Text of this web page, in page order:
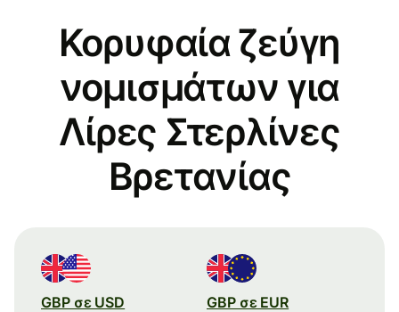
Κορυφαία ζεύγη
νομισμάτων για
Λίρες Στερλίνες
Βρετανίας
GBP σε USD GBP σε EUR